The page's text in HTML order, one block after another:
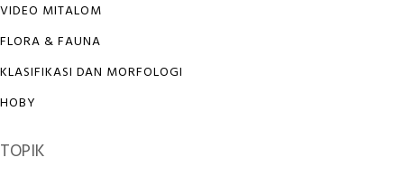
VIDEO MITALOM
FLORA & FAUNA
KLASIFIKASI DAN MORFOLOGI
HOBY
TOPIK